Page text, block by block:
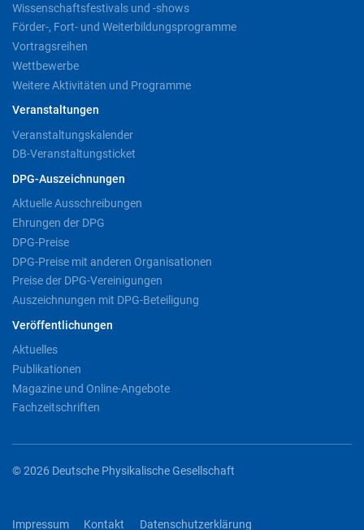
Wissenschaftsfestivals und -shows
Förder-, Fort- und Weiterbildungsprogramme
Vortragsreihen
Wettbewerbe
Weitere Aktivitäten und Programme
Veranstaltungen
Veranstaltungskalender
DB-Veranstaltungsticket
DPG-Auszeichnungen
Aktuelle Ausschreibungen
Ehrungen der DPG
DPG-Preise
DPG-Preise mit anderen Organisationen
Preise der DPG-Vereinigungen
Auszeichnungen mit DPG-Beteiligung
Veröffentlichungen
Aktuelles
Publikationen
Magazine und Online-Angebote
Fachzeitschriften
© 2026 Deutsche Physikalische Gesellschaft
Impressum Kontakt Datenschutzerklärung